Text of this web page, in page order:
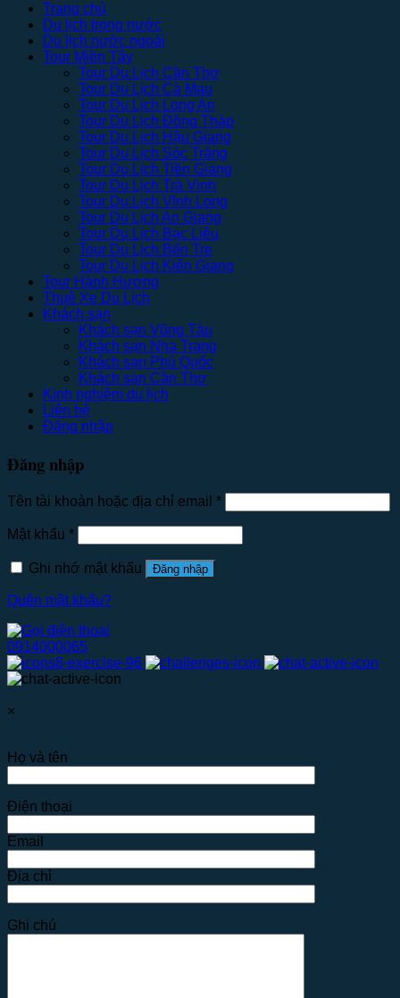
Trang chủ
Du lịch trong nước
Du lịch nước ngoài
Tour Miền Tây
Tour Du Lịch Cần Thơ
Tour Du Lịch Cà Mau
Tour Du Lịch Long An
Tour Du Lịch Đồng Tháp
Tour Du Lịch Hậu Giang
Tour Du Lịch Sóc Trăng
Tour Du Lịch Tiền Giang
Tour Du Lịch Trà Vinh
Tour Du Lịch Vĩnh Long
Tour Du Lịch An Giang
Tour Du Lịch Bạc Liêu
Tour Du Lịch Bến Tre
Tour Du Lịch Kiên Giang
Tour Hành Hương
Thuê Xe Du Lịch
Khách sạn
Khách sạn Vũng Tàu
Khách sạn Nha Trang
Khách sạn Phú Quốc
Khách sạn Cần Thơ
Kinh nghiệm du lịch
Liên hệ
Đăng nhập
Đăng nhập
Tên tài khoản hoặc địa chỉ email *
Mật khẩu *
Ghi nhớ mật khẩu Đăng nhập
Quên mật khẩu?
0914000065
×
Họ và tên
Điện thoại
Email
Địa chỉ
Ghi chú